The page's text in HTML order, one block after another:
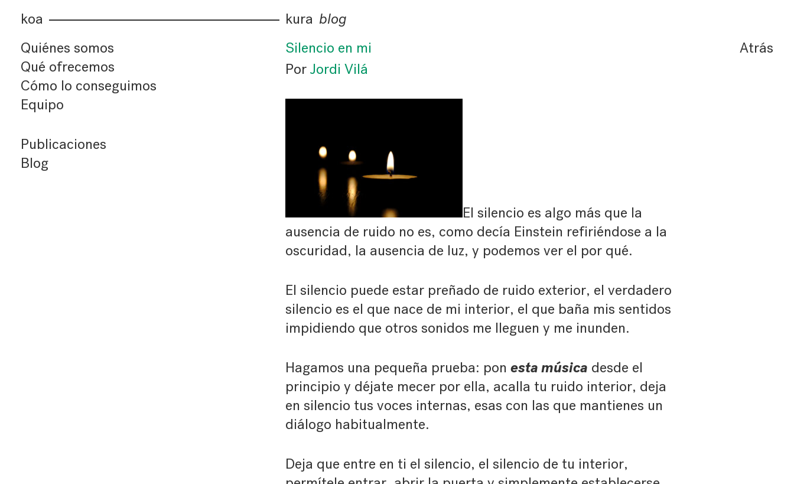
koa kura blog
Quiénes somos
Qué ofrecemos
Cómo lo conseguimos
Equipo
Publicaciones
Blog
Silencio en mi
Atrás
Por Jordi Vilá
El silencio es algo más que la
ausencia de ruido no es, como decía Einstein refiriéndose a la
oscuridad, la ausencia de luz, y podemos ver el por qué.
El silencio puede estar preñado de ruido exterior, el verdadero
silencio es el que nace de mi interior, el que baña mis sentidos
impidiendo que otros sonidos me lleguen y me inunden.
Hagamos una pequeña prueba: pon esta música desde el
principio y déjate mecer por ella, acalla tu ruido interior, deja
en silencio tus voces internas, esas con las que mantienes un
diálogo habitualmente.
Deja que entre en ti el silencio, el silencio de tu interior,